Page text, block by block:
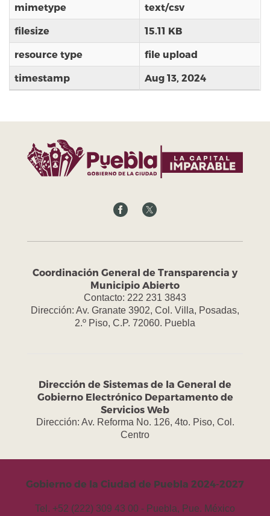
mimetype
text/csv
filesize 15.11 KB
resource type file upload
timestamp Aug 13, 2024
Coordinación General de Transparencia y
Municipio Abierto
Contacto: 222 231 3843
Dirección: Av. Granate 3902, Col. Villa, Posadas,
2.º Piso, C.P. 72060. Puebla
Dirección de Sistemas de la General de
Gobierno Electrónico Departamento de
Servicios Web
Dirección: Av. Reforma No. 126, 4to. Piso, Col.
Centro
Gobierno de la Ciudad de Puebla 2024-2027
Tel. +52 (222) 309 43 00 - Puebla, Pue. México